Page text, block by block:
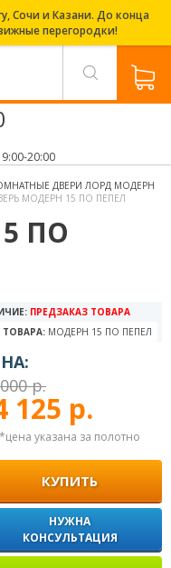
Сочи и Казани. До конца
перегородки!
20:00
ДВЕРИ ЛОРД МОДЕРН
МОДЕРН 15 ПО ПЕПЕЛ
ПО
ПРЕДЗАКАЗ ТОВАРА
МОДЕРН 15 ПО ПЕПЕЛ
р.
125 р.
*цена указана за полотно
КУПИТЬ
НУЖНА
КОНСУЛЬТАЦИЯ